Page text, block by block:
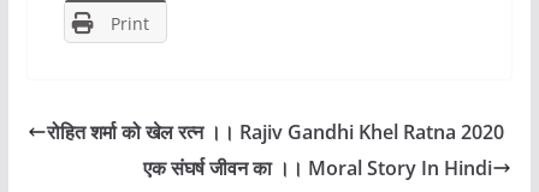
o n
Print
रोहित शर्मा को खेल रत्न ।। Rajiv Gandhi Khel Ratna 2020
एक संघर्ष जीवन का ।। Moral Story In Hindi